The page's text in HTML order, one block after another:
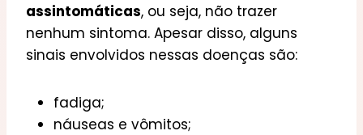
assintomáticas, ou seja, não trazer
nenhum sintoma. Apesar disso, alguns
sinais envolvidos nessas doenças são:
fadiga;
náuseas e vômitos;